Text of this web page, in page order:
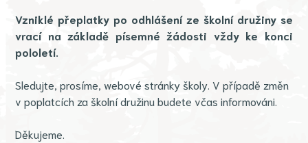
Vzniklé přeplatky po odhlášení ze školní družiny se
vrací na základě písemné žádosti vždy ke konci
pololetí.
Sledujte, prosíme, webové stránky školy. V případě změn
v poplatcích za školní družinu budete včas informováni.
Děkujeme.